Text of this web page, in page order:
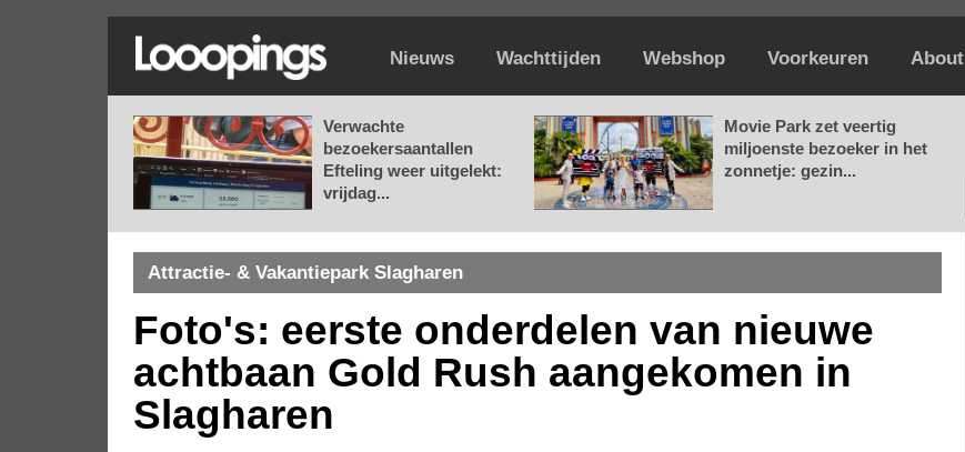
Nieuws Wachttijden Webshop Voorkeuren About
Verwachte
bezoekersaantallen
Efteling weer uitgelekt:
vrijdag...
Movie Park zet veertig
miljoenste bezoeker in het
zonnetje: gezin...
Attractie- & Vakantiepark Slagharen
Foto's: eerste onderdelen van nieuwe
achtbaan Gold Rush aangekomen in
Slagharen